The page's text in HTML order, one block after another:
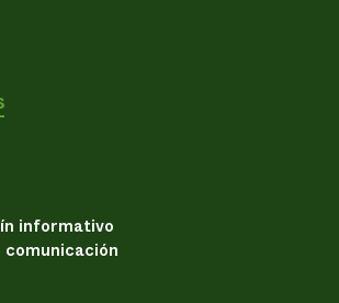
informativo
comunicación